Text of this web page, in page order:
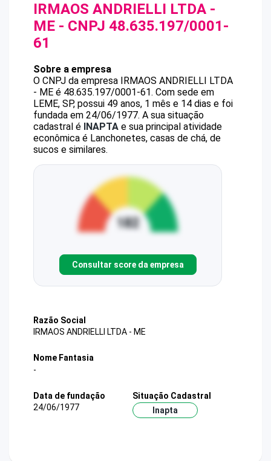
IRMAOS ANDRIELLI LTDA -
ME - CNPJ 48.635.197/0001-
61
Sobre a empresa
O CNPJ da empresa IRMAOS ANDRIELLI LTDA
- ME é 48.635.197/0001-61. Com sede em
LEME, SP, possui 49 anos, 1 mês e 14 dias e foi
fundada em 24/06/1977. A sua situação
cadastral é INAPTA e sua principal atividade
econômica é Lanchonetes, casas de chá, de
sucos e similares.
Consultar score da empresa
Razão Social
IRMAOS ANDRIELLI LTDA - ME
Nome Fantasia
-
Data de fundação
24/06/1977
Situação Cadastral
Inapta